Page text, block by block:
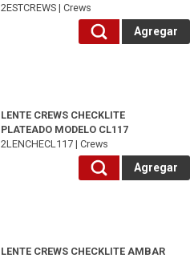
2ESTCREWS | Crews
Agregar
LENTE CREWS CHECKLITE
PLATEADO MODELO CL117
2LENCHECL117 | Crews
Agregar
LENTE CREWS CHECKLITE AMBAR